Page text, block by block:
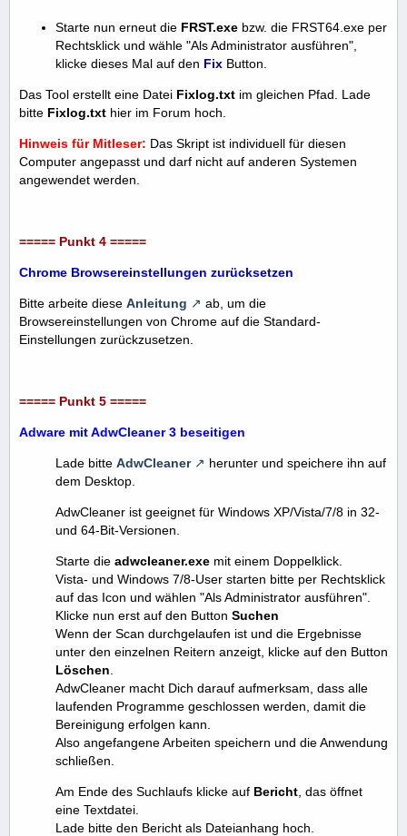
Starte nun erneut die FRST.exe bzw. die FRST64.exe per
Rechtsklick und wähle "Als Administrator ausführen",
klicke dieses Mal auf den Fix Button.
Das Tool erstellt eine Datei Fixlog.txt im gleichen Pfad. Lade
bitte Fixlog.txt hier im Forum hoch.
Hinweis für Mitleser: Das Skript ist individuell für diesen
Computer angepasst und darf nicht auf anderen Systemen
angewendet werden.
===== Punkt 4 =====
Chrome Browsereinstellungen zurücksetzen
Bitte arbeite diese Anleitung
ab, um die
Browsereinstellungen von Chrome auf die Standard-
Einstellungen zurückzusetzen.
===== Punkt 5 =====
Adware mit AdwCleaner 3 beseitigen
Lade bitte AdwCleaner
herunter und speichere ihn auf
dem Desktop.
AdwCleaner ist geeignet für Windows XP/Vista/7/8 in 32-
und 64-Bit-Versionen.
Starte die adwcleaner.exe mit einem Doppelklick.
Vista- und Windows 7/8-User starten bitte per Rechtsklick
auf das Icon und wählen "Als Administrator ausführen".
Klicke nun erst auf den Button Suchen
Wenn der Scan durchgelaufen ist und die Ergebnisse
unter den einzelnen Reitern anzeigt, klicke auf den Button
Löschen
AdwCleaner macht Dich darauf aufmerksam, dass alle
laufenden Programme geschlossen werden, damit die
Bereinigung erfolgen kann.
Also angefangene Arbeiten speichern und die Anwendung
schließen.
Am Ende des Suchlaufs klicke auf Bericht , das öffnet
eine Textdatei.
Lade bitte den Bericht als Dateianhang hoch.